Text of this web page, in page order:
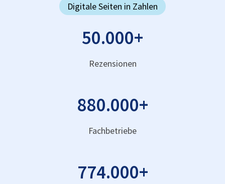
Digitale Seiten in Zahlen
50.000+
Rezensionen
880.000+
Fachbetriebe
774.000+